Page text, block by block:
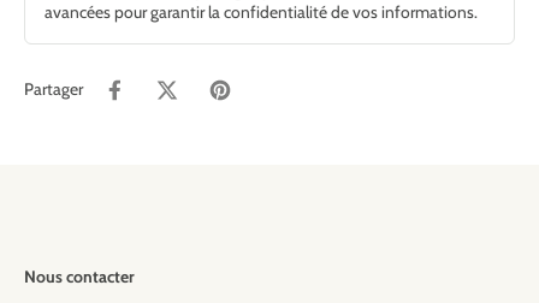
avancées pour garantir la confidentialité de vos informations.
Partager
Nous contacter